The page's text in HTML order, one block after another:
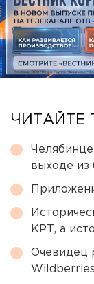
ЧИТАЙТЕ
выходе из
КРТ, а
Очевидец